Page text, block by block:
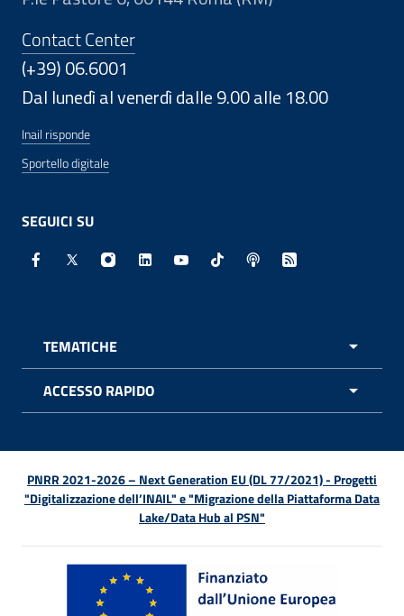
Contact Center
(+39) 06.6001
Dal lunedì al venerdì dalle 9.00 alle 18.00
Inail risponde
Sportello digitale
SEGUICI SU
Facebook - Sito esterno - Apertura in nuova finestra
X - Sito esterno - Apertura in nuova finestra
Instagram - Sito esterno - Apertura in
Linkedin - Sito esterno - Apertura in
Youtube - Sito esterno -
TikTok - Sito esterno -
Spreaker - Sito
Feed RSS -
TEMATICHE
ACCESSO RAPIDO
PNRR 2021-2026 – Next Generation EU (DL 77/2021) - Progetti
"Digitalizzazione dell’INAIL" e "Migrazione della Piattaforma Data
Lake/Data Hub al PSN"